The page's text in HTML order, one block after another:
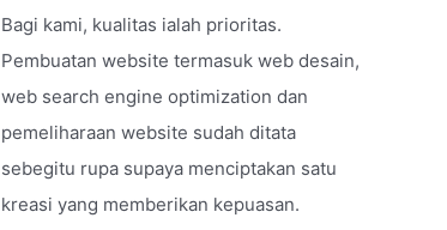
Bagi kami, kualitas ialah prioritas.
Pembuatan website termasuk web desain,
web search engine optimization dan
pemeliharaan website sudah ditata
sebegitu rupa supaya menciptakan satu
kreasi yang memberikan kepuasan.